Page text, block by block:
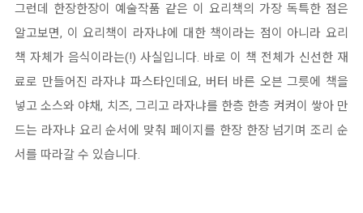
그런데 한장한장이 예술작품 같은 이 요리책의 가장 독특한 점은
알고보면, 이 요리책이 라자냐에 대한 책이라는 점이 아니라 요리
책 자체가 음식이라는(!) 사실입니다. 바로 이 책 전체가 신선한 재
료로 만들어진 라자냐 파스타인데요, 버터 바른 오븐 그릇에 책을
넣고 소스와 야채, 치즈, 그리고 라자냐를 한층 한층 켜켜이 쌓아 만
드는 라자냐 요리 순서에 맞춰 페이지를 한장 한장 넘기며 조리 순
서를 따라갈 수 있습니다.